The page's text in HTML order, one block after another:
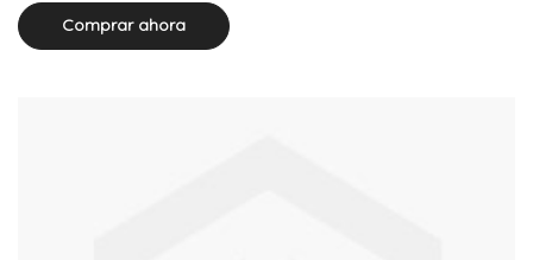
Comprar ahora